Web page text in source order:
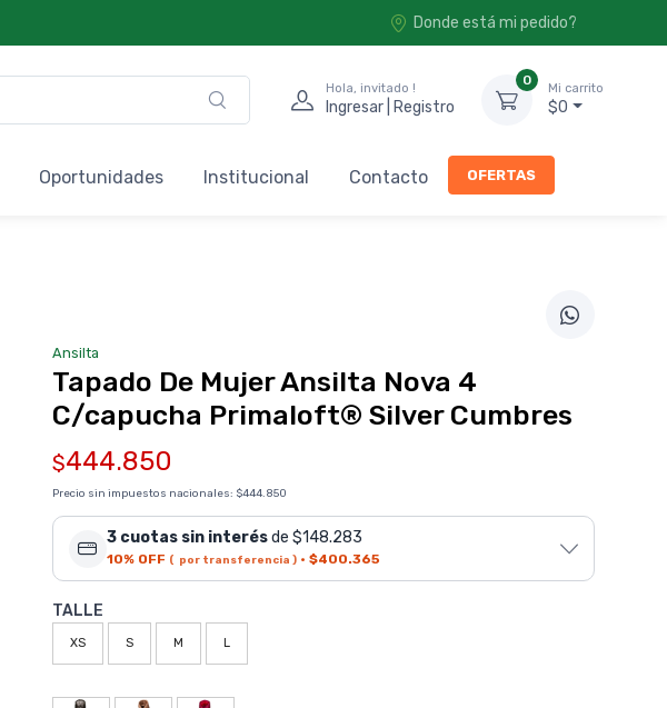
Donde está mi pedido?
Hola, invitado !
Ingresar | Registro
0
Mi carrito
$0
Oportunidades Institucional Contacto OFERTAS
Ansilta
Tapado De Mujer Ansilta Nova 4
C/capucha Primaloft® Silver Cumbres
$444.850
Precio sin impuestos nacionales: $444.850
3 cuotas sin interésde $148.283
10% OFF ( por transferencia )· $400.365
TALLE
XS S M L